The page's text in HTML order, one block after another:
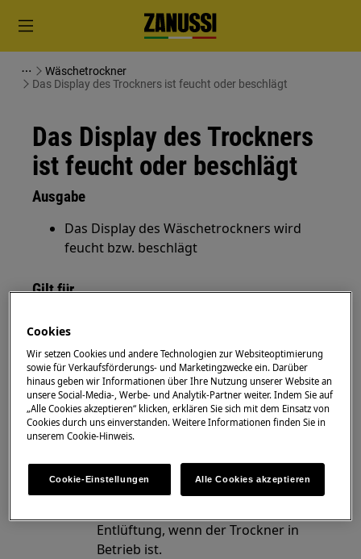
Wäschetrockner
Das Display des Trockners ist feucht oder beschlägt
Das Display des Trockners
ist feucht oder beschlägt
Ausgabe
Das Display des Wäschetrockners wird
feucht bzw. beschlägt
Gilt für
Wärmepumpe
Ablufttrockner
Lösung
Lässt sich die Feuchtigkeit vom Display
Kondenswasser aus der Luft am Display
abgesetzt.
Entlüftung, wenn der Trockner in
Betrieb ist.
Cookies
Wir setzen Cookies und andere Technologien zur Websiteoptimierung
sowie für Verkaufsförderungs- und Marketingzwecke ein. Darüber
hinaus geben wir Informationen über Ihre Nutzung unserer Website an
unsere Social-Media-, Werbe- und Analytik-Partner weiter. Indem Sie auf
„Alle Cookies akzeptieren“ klicken, erklären Sie sich mit dem Einsatz von
Cookies durch uns einverstanden. Weitere Informationen finden Sie in
unserem Cookie-Hinweis.
Cookie-Einstellungen Alle Cookies akzeptieren